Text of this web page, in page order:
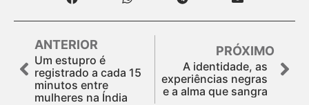
ANTERIOR
Um estupro é
registrado a cada 15
minutos entre
mulheres na Índia
PRÓXIMO
A identidade, as
experiências negras
e a alma que sangra